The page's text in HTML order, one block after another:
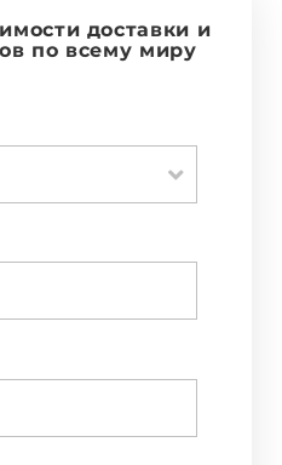
доставки и
по всему миру